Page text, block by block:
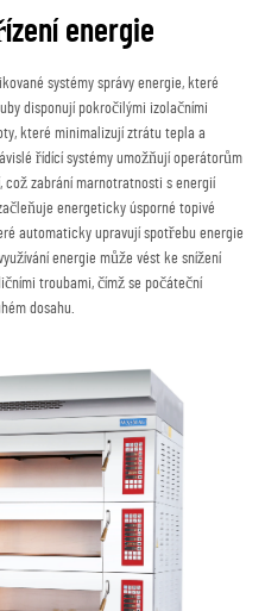
energie
systémy správy energie, které
disponují pokročilými izolačními
které minimalizují ztrátu tepla a
řídící systémy umožňují operátorům
což zabrání marnotratnosti s energií
energeticky úsporné topivé
automaticky upravují spotřebu energie
energie může vést ke snížení
troubami, čímž se počáteční
dosahu.